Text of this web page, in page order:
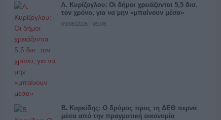
Λ. Κυρίζογλου: Οι δήμοι χρειάζονται 5,5 δισ.
τον χρόνο, για να μην «μπαίνουν μέσα»
09/08/2026 - 09:06
Β. Κορκίδης: Ο δρόμος προς τη ΔΕΘ περνά
μέσα από την πραγματική οικονομία